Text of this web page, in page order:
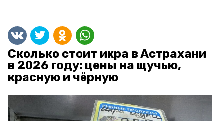
Сколько стоит икра в Астрахани
в 2026 году: цены на щучью,
красную и чёрную